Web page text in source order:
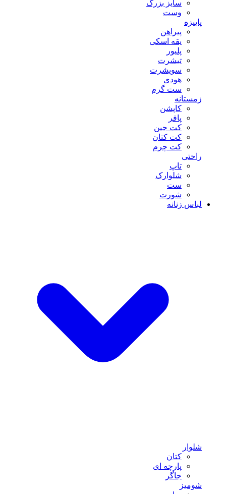
سایز بزرگ
وست
پاییزه
پیراهن
یقه اسکی
پلیور
تیشرت
سویشرت
هودی
ست گرم
زمستانه
کاپشن
پافر
کت جین
کت کتان
کت چرم
راحتی
تاپ
شلوارک
ست
شورت
لباس زنانه
شلوار
کتان
پارچه ای
جاگر
شومیز